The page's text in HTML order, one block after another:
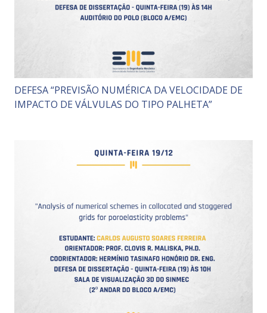
DEFESA “PREVISÃO NUMÉRICA DA VELOCIDADE DE
IMPACTO DE VÁLVULAS DO TIPO PALHETA”